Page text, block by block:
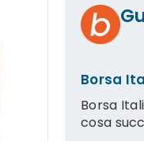
Borsa
Borsa
cosa